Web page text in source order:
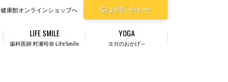
お問い合わせ
健康館オンラインショップへ
歯科医師 村瀬玲奈 LifeSmile
LIFE SMILE
ヨガのおかげ～
YOGA